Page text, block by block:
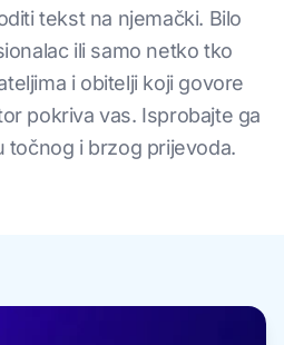
tekst na njemački. Bilo
ili samo netko tko
i obitelji koji govore
pokriva vas. Isprobajte ga
točnog i brzog prijevoda.